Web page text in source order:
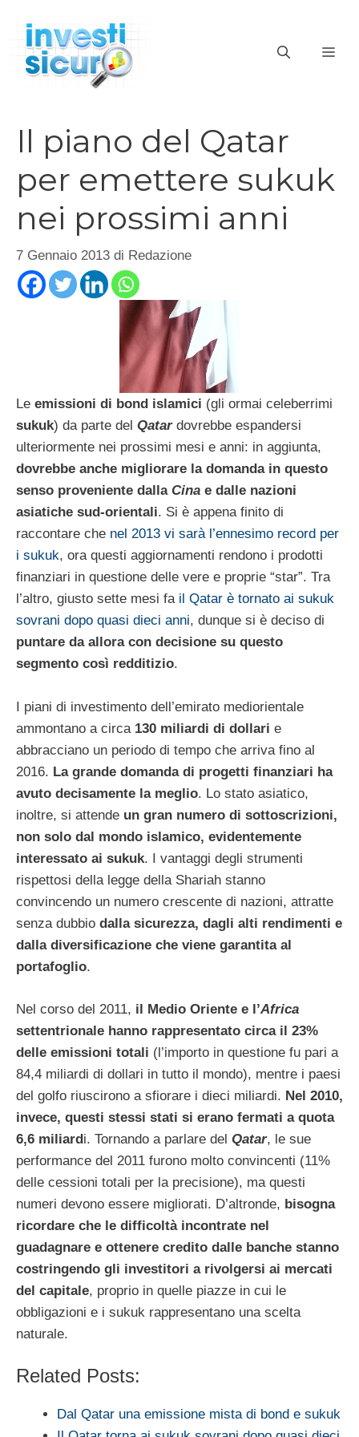
contenuto
Il piano del Qatar
per emettere sukuk
nei prossimi anni
7 Gennaio 2013 di Redazione
Le emissioni di bond islamici (gli ormai celeberrimi
sukuk) da parte del Qatar dovrebbe espandersi
ulteriormente nei prossimi mesi e anni: in aggiunta,
dovrebbe anche migliorare la domanda in questo
senso proveniente dalla Cina e dalle nazioni
asiatiche sud-orientali. Si è appena finito di
raccontare che nel 2013 vi sarà l’ennesimo record per
i sukuk, ora questi aggiornamenti rendono i prodotti
finanziari in questione delle vere e proprie “star”. Tra
l’altro, giusto sette mesi fa il Qatar è tornato ai sukuk
sovrani dopo quasi dieci anni, dunque si è deciso di
puntare da allora con decisione su questo
segmento così redditizio.
I piani di investimento dell’emirato mediorientale
ammontano a circa 130 miliardi di dollari e
abbracciano un periodo di tempo che arriva fino al
2016. La grande domanda di progetti finanziari ha
avuto decisamente la meglio. Lo stato asiatico,
inoltre, si attende un gran numero di sottoscrizioni,
non solo dal mondo islamico, evidentemente
interessato ai sukuk. I vantaggi degli strumenti
rispettosi della legge della Shariah stanno
convincendo un numero crescente di nazioni, attratte
senza dubbio dalla sicurezza, dagli alti rendimenti e
dalla diversificazione che viene garantita al
portafoglio.
Nel corso del 2011, il Medio Oriente e l’Africa
settentrionale hanno rappresentato circa il 23%
delle emissioni totali (l’importo in questione fu pari a
84,4 miliardi di dollari in tutto il mondo), mentre i paesi
del golfo riuscirono a sfiorare i dieci miliardi. Nel 2010,
invece, questi stessi stati si erano fermati a quota
6,6 miliardi. Tornando a parlare del Qatar, le sue
performance del 2011 furono molto convincenti (11%
delle cessioni totali per la precisione), ma questi
numeri devono essere migliorati. D’altronde, bisogna
ricordare che le difficoltà incontrate nel
guadagnare e ottenere credito dalle banche stanno
costringendo gli investitori a rivolgersi ai mercati
del capitale, proprio in quelle piazze in cui le
obbligazioni e i sukuk rappresentano una scelta
naturale.
Related Posts:
Dal Qatar una emissione mista di bond e sukuk